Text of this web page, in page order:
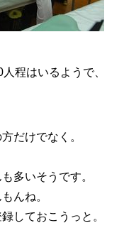
程はいるようで、
だけでなく。
多いそうです。
んね。
しておこうっと。